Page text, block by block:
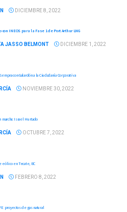
DICIEMBRE 8, 2022
con INEOS para la Fase 1 de Port Arthur LNG
JASSO BELMONT DICIEMBRE 1, 2022
con Galardón a la Ciudadanía Corporativa
NOVIEMBRE 30, 2022
Israel Hurtado
OCTUBRE 7, 2022
eólico en Tecate, BC
FEBRERO 8, 2022
proyectos de gas natural